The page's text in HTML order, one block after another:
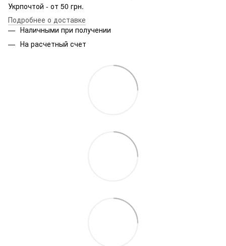
Укрпочтой - от 50 грн.
Подробнее о доставке
Наличными при получении
На расчетный счет